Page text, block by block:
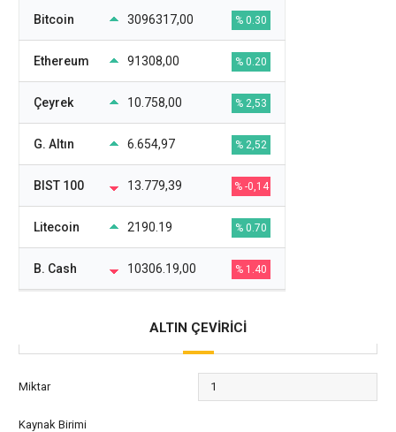
Bitcoin 3096317,00 % 0.30
Ethereum 91308,00 % 0.20
Çeyrek 10.758,00 % 2,53
G. Altın 6.654,97 % 2,52
BIST 100 13.779,39 % -0,14
Litecoin 2190.19 % 0.70
B. Cash 10306.19,00 % 1.40
ALTIN ÇEVİRİCİ
Miktar
Kaynak Birimi